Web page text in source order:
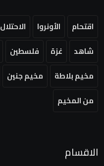
اقتحام الأونروا الاحتلال
شاهد
غزة فلسطين
مخيم بلاطة
مخيم جنين
من المخيم
الاقسام